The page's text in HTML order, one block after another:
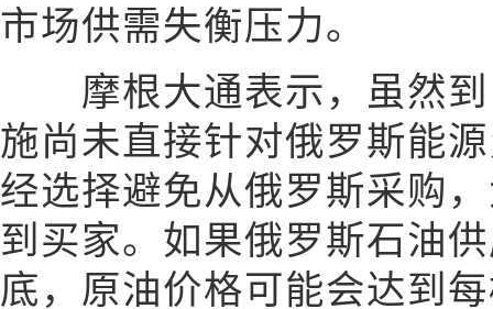
市场供需失衡压力。
摩根大通表示，虽然到
施尚未直接针对俄罗斯能
经选择避免从俄罗斯采购
到买家。如果俄罗斯石油
底，原油价格可能会达到